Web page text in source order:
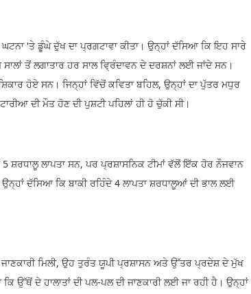
'ਤੇ ਡੂੰਘੇ ਦੁੱਖ ਦਾ ਪ੍ਰਗਟਾਵਾ ਕੀਤਾ। ਉਨ੍ਹਾਂ ਦੱਸਿਆ ਕਿ ਇਹ ਸਾਰੇ
ਤੋਂ ਲਗਾਤਾਰ ਹਰ ਸਾਲ ਵ੍ਰਿੰਦਾਵਨ ਦੇ ਦਰਸ਼ਨਾਂ ਲਈ ਜਾਂਦੇ ਸਨ।
ਹੋਏ ਸਨ। ਜਿਨ੍ਹਾਂ ਵਿੱਚੋਂ ਕਵਿਤਾ ਬਹਿਲ, ਉਨ੍ਹਾਂ ਦਾ ਪੁੱਤਰ ਮਧੁਰ
ਦੀ ਮੌਤ ਹੋਣ ਦੀ ਪੁਸ਼ਟੀ ਪਹਿਲਾਂ ਹੀ ਹੋ ਚੁੱਕੀ ਸੀ।
ਲਾਪਤਾ ਸਨ, ਪਰ ਪ੍ਰਸ਼ਾਸਨਿਕ ਟੀਮਾਂ ਵੱਲੋਂ ਇੱਕ ਹੋਰ ਨੌਜਵਾਨ
ਦੱਸਿਆ ਕਿ ਬਾਕੀ ਰਹਿੰਦੇ 4 ਲਾਪਤਾ ਸ਼ਰਧਾਲੂਆਂ ਦੀ ਭਾਲ ਲਈ
ਮਿਲੀ, ਉਹ ਤੁਰੰਤ ਯੂਪੀ ਪ੍ਰਸ਼ਾਸਨ ਅਤੇ ਉੱਤਰ ਪ੍ਰਦੇਸ਼ ਦੇ ਮੁੱਖ
ਦੇ ਹਾਲਾਤਾਂ ਦੀ ਪਲ-ਪਲ ਦੀ ਜਾਣਕਾਰੀ ਲਈ ਜਾ ਰਹੀ ਹੈ। ਉਨ੍ਹਾਂ